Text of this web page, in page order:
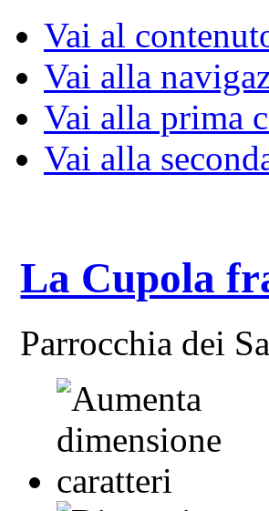
Vai al
Vai alla
Vai alla prima
Vai alla
La Cupola
Parrocchia dei